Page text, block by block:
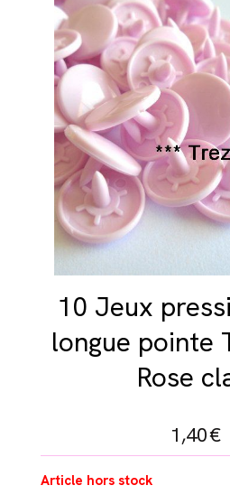
10 Jeux
longue pointe
Rose
1,40€
Article hors stock